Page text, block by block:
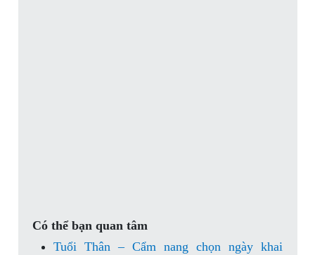
Có thể bạn quan tâm
Tuổi Thân – Cẩm nang chọn ngày khai